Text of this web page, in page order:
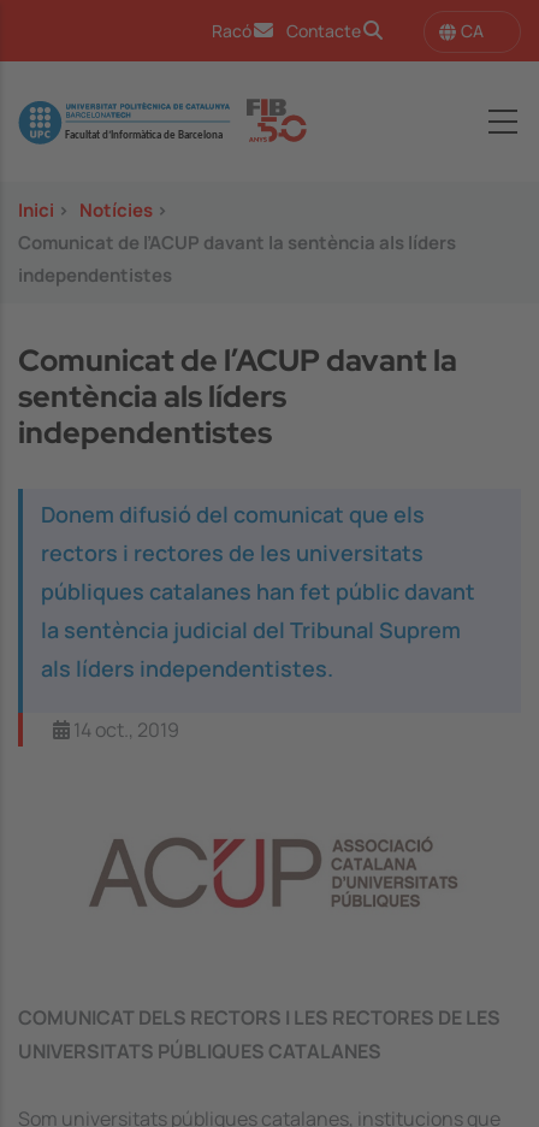
Racó Contacte CA
Image
Inici > Notícies >
Comunicat de l’ACUP davant la sentència als líders
independentistes
Comunicat de l’ACUP davant la
sentència als líders
independentistes
Donem difusió del comunicat que els
rectors i rectores de les universitats
públiques catalanes han fet públic davant
la sentència judicial del Tribunal Suprem
als líders independentistes.
14 oct., 2019
COMUNICAT DELS RECTORS I LES RECTORES DE LES
UNIVERSITATS PÚBLIQUES CATALANES
Som universitats públiques catalanes, institucions que